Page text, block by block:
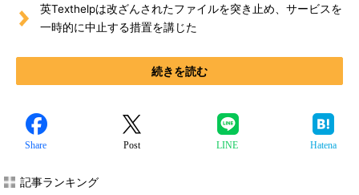
英Texthelpは改ざんされたファイルを突き止め、サービスを
一時的に中止する措置を講じた
続きを読む
Share Post LINE Hatena
記事ランキング